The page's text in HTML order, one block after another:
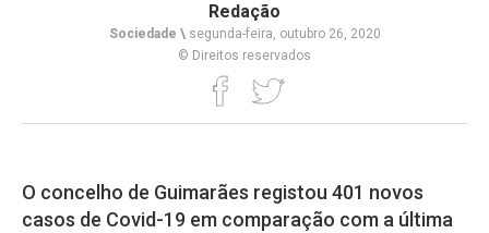
Redação
Sociedade \segunda-feira, outubro 26, 2020
© Direitos reservados
O concelho de Guimarães registou 401 novos
casos de Covid-19 em comparação com a última